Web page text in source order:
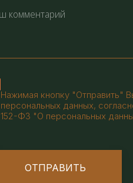
Нажимая кнопку "Отправить"
персональных данных,
152-ФЗ "О персональных
ОТПРАВИТЬ